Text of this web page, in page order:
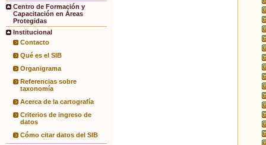
Centro de Formación y
Capacitación en Áreas
Protegidas
Institucional
Contacto
Qué es el SIB
Organigrama
Referencias sobre
taxonomía
Acerca de la cartografía
Criterios de ingreso de
datos
Cómo citar datos del SIB